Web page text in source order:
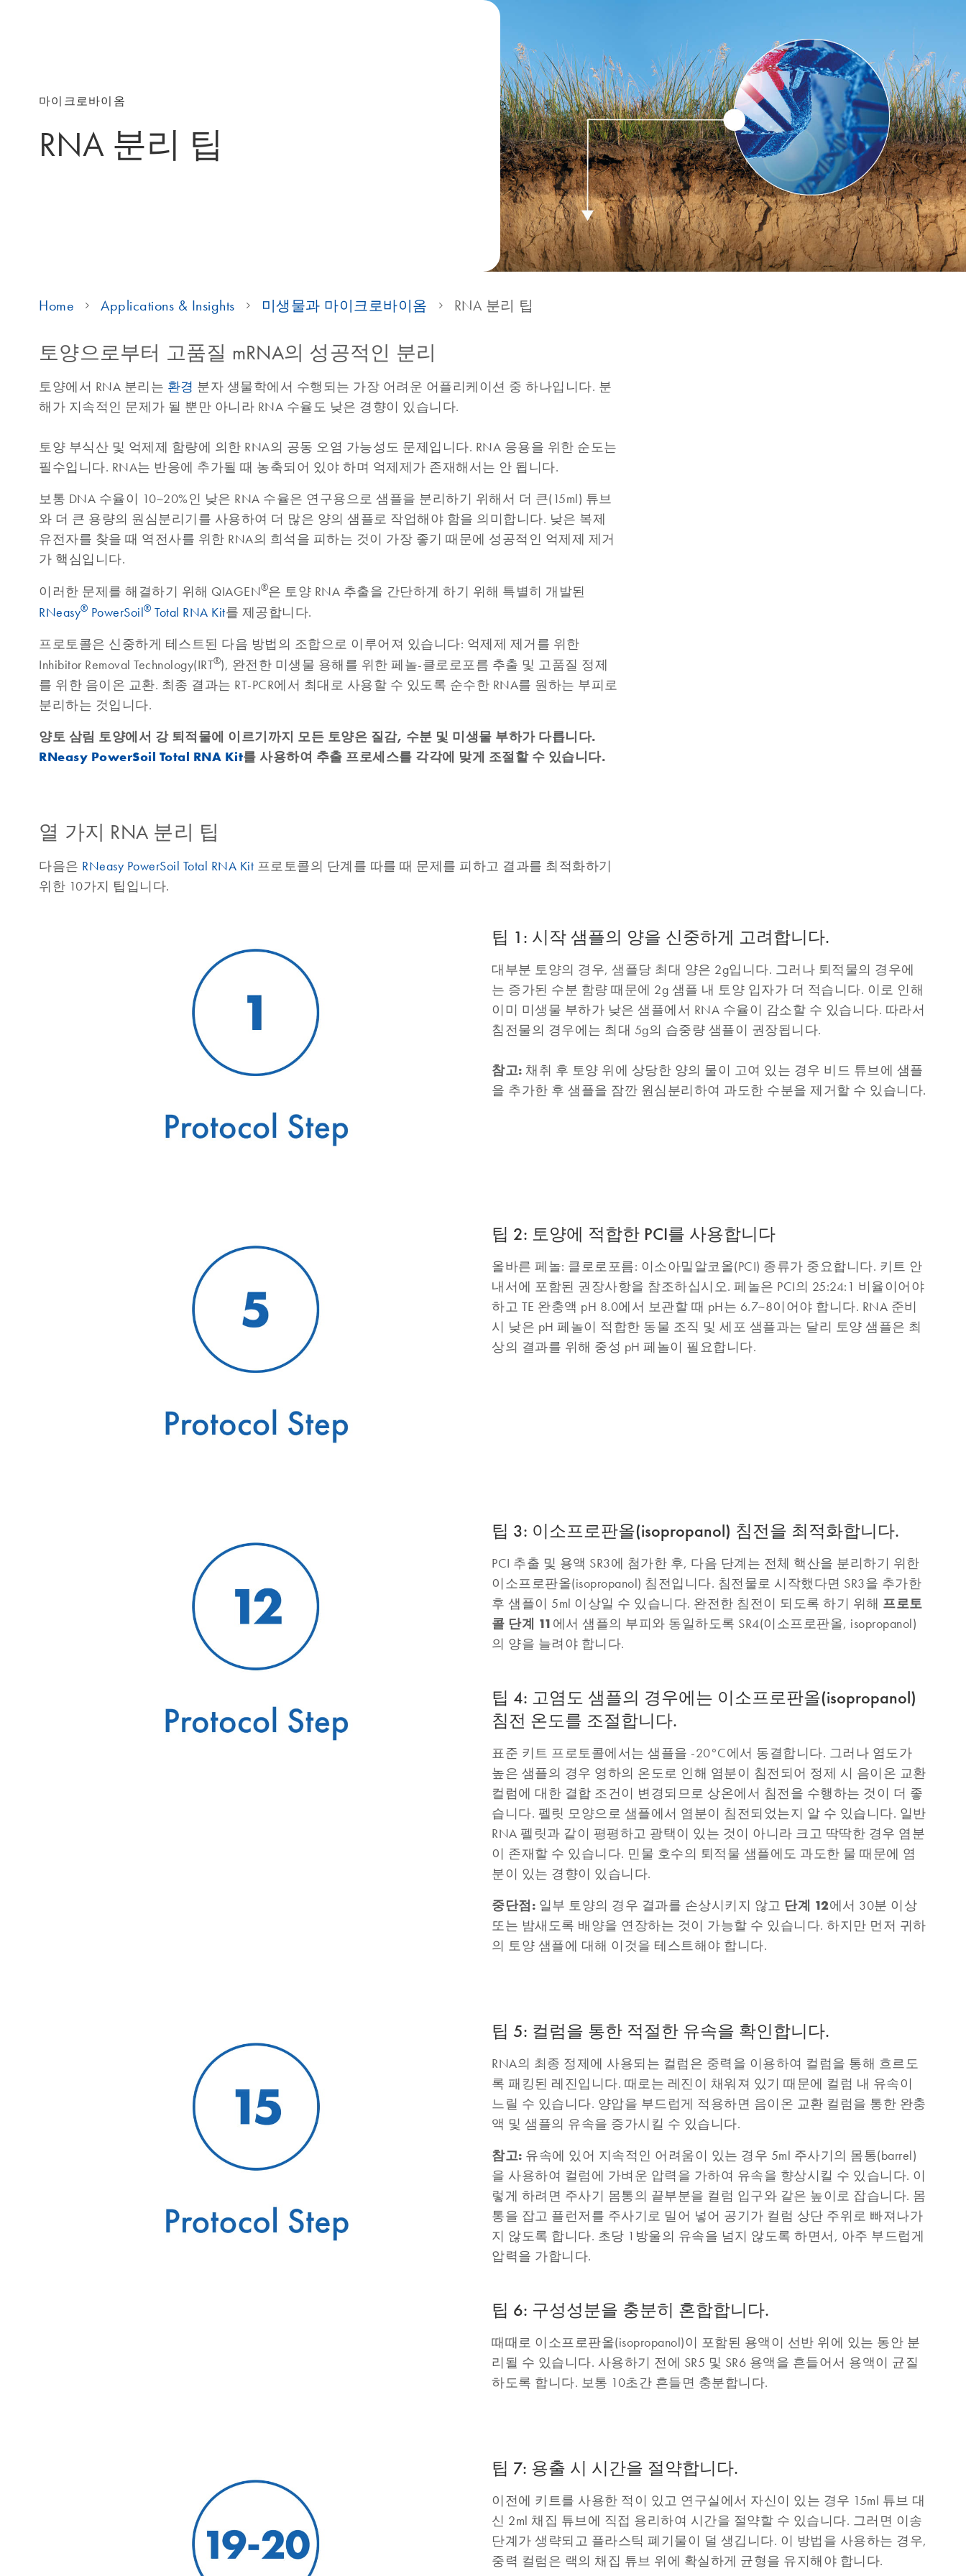
마이크로바이옴
RNA 분리 팁
Home Applications & Insights 미생물과 마이크로바이옴 RNA 분리 팁
토양으로부터 고품질 mRNA의 성공적인 분리
토양에서 RNA 분리는 환경 분자 생물학에서 수행되는 가장 어려운 어플리케이션 중 하나입니다. 분
해가 지속적인 문제가 될 뿐만 아니라 RNA 수율도 낮은 경향이 있습니다.
토양 부식산 및 억제제 함량에 의한 RNA의 공동 오염 가능성도 문제입니다. RNA 응용을 위한 순도는
필수입니다. RNA는 반응에 추가될 때 농축되어 있야 하며 억제제가 존재해서는 안 됩니다.
보통 DNA 수율이 10~20%인 낮은 RNA 수율은 연구용으로 샘플을 분리하기 위해서 더 큰(15ml) 튜브
와 더 큰 용량의 원심분리기를 사용하여 더 많은 양의 샘플로 작업해야 함을 의미합니다. 낮은 복제
유전자를 찾을 때 역전사를 위한 RNA의 희석을 피하는 것이 가장 좋기 때문에 성공적인 억제제 제거
가 핵심입니다.
이러한 문제를 해결하기 위해 QIAGEN®은 토양 RNA 추출을 간단하게 하기 위해 특별히 개발된
RNeasy® PowerSoil® Total RNA Kit를 제공합니다.
프로토콜은 신중하게 테스트된 다음 방법의 조합으로 이루어져 있습니다: 억제제 제거를 위한
Inhibitor Removal Technology(IRT®), 완전한 미생물 용해를 위한 페놀-클로로포름 추출 및 고품질 정제
를 위한 음이온 교환. 최종 결과는 RT-PCR에서 최대로 사용할 수 있도록 순수한 RNA를 원하는 부피로
분리하는 것입니다.
양토 삼림 토양에서 강 퇴적물에 이르기까지 모든 토양은 질감, 수분 및 미생물 부하가 다릅니다.
RNeasy PowerSoil Total RNA Kit를 사용하여 추출 프로세스를 각각에 맞게 조절할 수 있습니다.
열 가지 RNA 분리 팁
다음은 RNeasy PowerSoil Total RNA Kit 프로토콜의 단계를 따를 때 문제를 피하고 결과를 최적화하기
위한 10가지 팁입니다.
팁 1: 시작 샘플의 양을 신중하게 고려합니다.
대부분 토양의 경우, 샘플당 최대 양은 2g입니다. 그러나 퇴적물의 경우에
는 증가된 수분 함량 때문에 2g 샘플 내 토양 입자가 더 적습니다. 이로 인해
이미 미생물 부하가 낮은 샘플에서 RNA 수율이 감소할 수 있습니다. 따라서
침전물의 경우에는 최대 5g의 습중량 샘플이 권장됩니다.
참고: 채취 후 토양 위에 상당한 양의 물이 고여 있는 경우 비드 튜브에 샘플
을 추가한 후 샘플을 잠깐 원심분리하여 과도한 수분을 제거할 수 있습니다.
팁 2: 토양에 적합한 PCI를 사용합니다
올바른 페놀: 클로로포름: 이소아밀알코올(PCI) 종류가 중요합니다. 키트 안
내서에 포함된 권장사항을 참조하십시오. 페놀은 PCI의 25:24:1 비율이어야
하고 TE 완충액 pH 8.0에서 보관할 때 pH는 6.7~8이어야 합니다. RNA 준비
시 낮은 pH 페놀이 적합한 동물 조직 및 세포 샘플과는 달리 토양 샘플은 최
상의 결과를 위해 중성 pH 페놀이 필요합니다.
팁 3: 이소프로판올(isopropanol) 침전을 최적화합니다.
PCI 추출 및 용액 SR3에 첨가한 후, 다음 단계는 전체 핵산을 분리하기 위한
이소프로판올(isopropanol) 침전입니다. 침전물로 시작했다면 SR3을 추가한
후 샘플이 5ml 이상일 수 있습니다. 완전한 침전이 되도록 하기 위해 프로토
콜 단계 11 에서 샘플의 부피와 동일하도록 SR4(이소프로판올, isopropanol)
의 양을 늘려야 합니다.
팁 4: 고염도 샘플의 경우에는 이소프로판올(isopropanol)
침전 온도를 조절합니다.
표준 키트 프로토콜에서는 샘플을 -20°C에서 동결합니다. 그러나 염도가
높은 샘플의 경우 영하의 온도로 인해 염분이 침전되어 정제 시 음이온 교환
컬럼에 대한 결합 조건이 변경되므로 상온에서 침전을 수행하는 것이 더 좋
습니다. 펠릿 모양으로 샘플에서 염분이 침전되었는지 알 수 있습니다. 일반
RNA 펠릿과 같이 평평하고 광택이 있는 것이 아니라 크고 딱딱한 경우 염분
이 존재할 수 있습니다. 민물 호수의 퇴적물 샘플에도 과도한 물 때문에 염
분이 있는 경향이 있습니다.
중단점: 일부 토양의 경우 결과를 손상시키지 않고 단계 12에서 30분 이상
또는 밤새도록 배양을 연장하는 것이 가능할 수 있습니다. 하지만 먼저 귀하
의 토양 샘플에 대해 이것을 테스트해야 합니다.
팁 5: 컬럼을 통한 적절한 유속을 확인합니다.
RNA의 최종 정제에 사용되는 컬럼은 중력을 이용하여 컬럼을 통해 흐르도
록 패킹된 레진입니다. 때로는 레진이 채워져 있기 때문에 컬럼 내 유속이
느릴 수 있습니다. 양압을 부드럽게 적용하면 음이온 교환 컬럼을 통한 완충
액 및 샘플의 유속을 증가시킬 수 있습니다.
참고: 유속에 있어 지속적인 어려움이 있는 경우 5ml 주사기의 몸통(barrel)
을 사용하여 컬럼에 가벼운 압력을 가하여 유속을 향상시킬 수 있습니다. 이
렇게 하려면 주사기 몸통의 끝부분을 컬럼 입구와 같은 높이로 잡습니다. 몸
통을 잡고 플런저를 주사기로 밀어 넣어 공기가 컬럼 상단 주위로 빠져나가
지 않도록 합니다. 초당 1방울의 유속을 넘지 않도록 하면서, 아주 부드럽게
압력을 가합니다.
팁 6: 구성성분을 충분히 혼합합니다.
때때로 이소프로판올(isopropanol)이 포함된 용액이 선반 위에 있는 동안 분
리될 수 있습니다. 사용하기 전에 SR5 및 SR6 용액을 흔들어서 용액이 균질
하도록 합니다. 보통 10초간 흔들면 충분합니다.
팁 7: 용출 시 시간을 절약합니다.
이전에 키트를 사용한 적이 있고 연구실에서 자신이 있는 경우 15ml 튜브 대
신 2ml 채집 튜브에 직접 용리하여 시간을 절약할 수 있습니다. 그러면 이송
단계가 생략되고 플라스틱 폐기물이 덜 생깁니다. 이 방법을 사용하는 경우,
중력 컬럼은 랙의 채집 튜브 위에 확실하게 균형을 유지해야 합니다.